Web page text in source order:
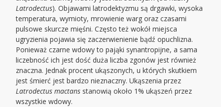
Latrodectus). Objawami latrodektyzmu są drgawki, wysoka
temperatura, wymioty, mrowienie warg oraz czasami
pulsowe skurcze mięśni. Często też wokół miejsca
ugryzienia pojawia się zaczerwienienie bądź opuchlizna.
Ponieważ czarne wdowy to pająki synantropijne, a sama
liczebność ich jest dość duża liczba zgonów jest również
znaczna. Jednak procent ukąszonych, u których skutkiem
jest śmierć jest bardzo nieznaczny. Ukąszenia przez
Latrodectus mactans stanowią około 1% ukąszeń przez
wszystkie wdowy.